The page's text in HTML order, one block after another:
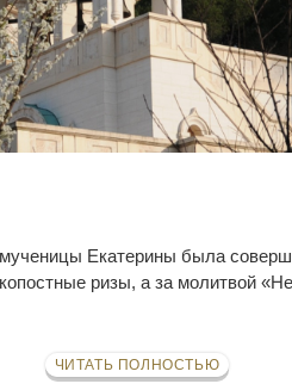
Екатерины была
ризы, а за молитвой
ЧИТАТЬ ПОЛНОСТЬЮ